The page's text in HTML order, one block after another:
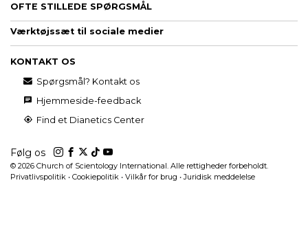
OFTE STILLEDE SPØRGSMÅL
Værktøjssæt til sociale medier
KONTAKT OS
Spørgsmål? Kontakt os
Hjemmeside-feedback
Find et Dianetics Center
Følg os
© 2026 Church of Scientology International. Alle rettigheder forbeholdt.
Privatlivspolitik • Cookiepolitik • Vilkår for brug •Juridisk meddelelse